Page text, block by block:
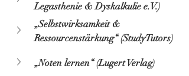
Legasthenie & Dyskalkulie e.V.)
„Selbstwirksamkeit &
Ressourcenstärkung“ (StudyTutors)
„Noten lernen“ (Lugert Verlag)